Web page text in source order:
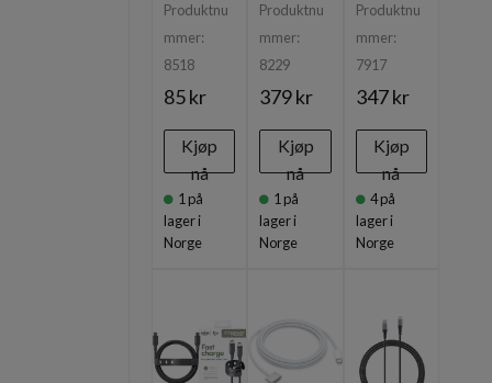
Produktnu
mmer:
8518
85 kr
Kjøp
nå
1 på
lager i
Norge
Produktnu
mmer:
8229
379 kr
Kjøp
nå
1 på
lager i
Norge
Produktnu
mmer:
7917
347 kr
Kjøp
nå
4 på
lager i
Norge